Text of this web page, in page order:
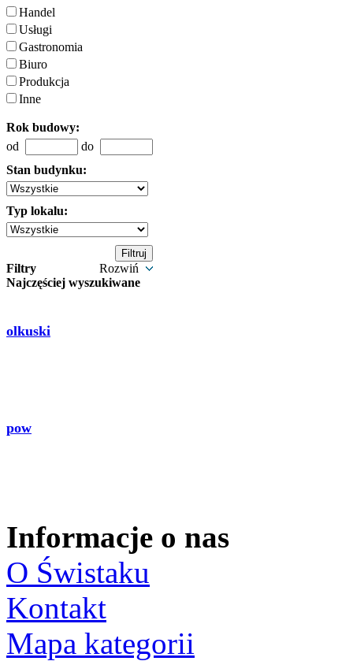
Handel
Usługi
Gastronomia
Biuro
Produkcja
Inne
Rok budowy:
od
do
Stan budynku:
Typ lokalu:
Filtry
Rozwiń
Najczęściej wyszukiwane
olkuski
pow
Informacje o nas
O Świstaku
Kontakt
Mapa kategorii